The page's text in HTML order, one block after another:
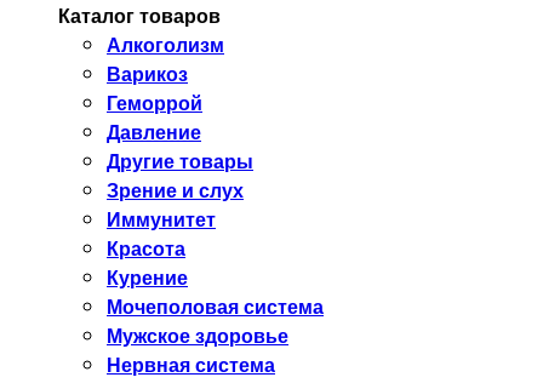
Каталог товаров
Алкоголизм
Варикоз
Геморрой
Давление
Другие товары
Зрение и слух
Иммунитет
Красота
Курение
Мочеполовая система
Мужское здоровье
Нервная система